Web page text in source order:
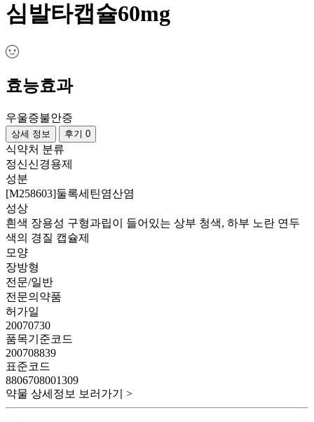
심발타캡슐60mg
효능효과
우울증불안증
상세 정보 후기 0
식약처 분류
정신신경용제
성분
[M258603]둘록세틴염산염
성상
흰색 장용성 구형과립이 들어있는 상부 청색, 하부 노란 연두
색의 경질 캡슐제
모양
장방형
전문/일반
전문의약품
허가일
20070730
품목기준코드
200708839
표준코드
8806708001309
약물 상세정보 보러가기 >